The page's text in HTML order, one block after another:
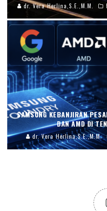
dr. Vera Herlina,S.E.,M.M.
SAMSUNG KEBANJIRAN
DAN AMD DI
dr. Vera Herlina,S.E.,M.M.